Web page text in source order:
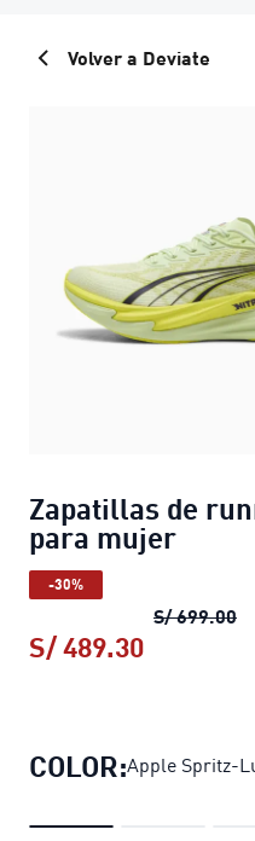
Volver a Deviate
Zapatillas de
para mujer
-30%
S/ 699.00
S/ 489.30
COLOR:Apple Spritz-